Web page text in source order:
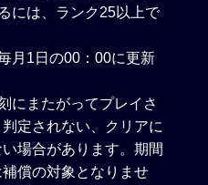
には、ランク25以上で
月1日の00：00に更新
にまたがってプレイさ
定されない、クリアに
場合があります。期間
償の対象となりませ